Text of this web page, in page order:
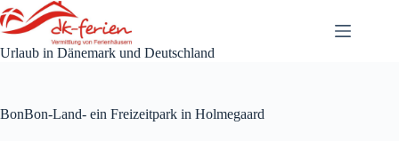
Zum
Inhalt
springen
Urlaub in Dänemark und Deutschland
BonBon-Land- ein Freizeitpark in Holmegaard